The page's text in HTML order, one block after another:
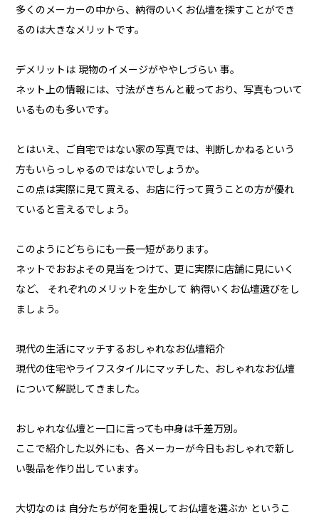
多くのメーカーの中から、納得のいくお仏壇を探すことができ
るのは大きなメリットです。
デメリットは 現物のイメージがややしづらい 事。
ネット上の情報には、寸法がきちんと載っており、写真もついて
いるものも多いです。
とはいえ、ご自宅ではない家の写真では、判断しかねるという
方もいらっしゃるのではないでしょうか。
この点は実際に見て買える、お店に行って買うことの方が優れ
ていると言えるでしょう。
このようにどちらにも一長一短があります。
ネットでおおよその見当をつけて、更に実際に店舗に見にいく
など、 それぞれのメリットを生かして 納得いくお仏壇選びをし
ましょう。
現代の生活にマッチするおしゃれなお仏壇紹介
現代の住宅やライフスタイルにマッチした、おしゃれなお仏壇
について解説してきました。
おしゃれな仏壇と一口に言っても中身は千差万別。
ここで紹介した以外にも、各メーカーが今日もおしゃれで新し
い製品を作り出しています。
大切なのは 自分たちが何を重視してお仏壇を選ぶか というこ